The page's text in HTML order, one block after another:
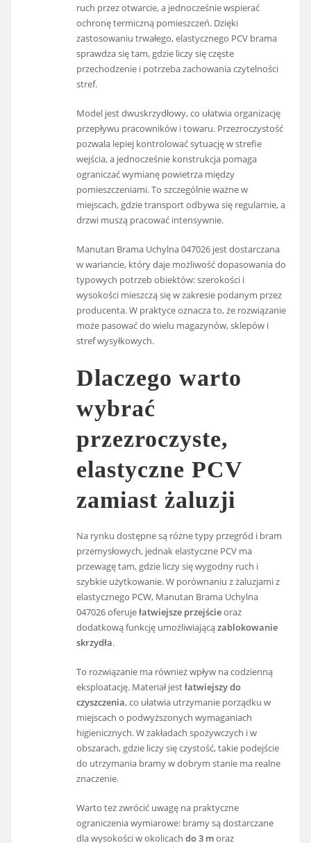
ruch przez otwarcie, a jednocześnie wspierać
ochronę termiczną pomieszczeń. Dzięki
zastosowaniu trwałego, elastycznego PCV brama
sprawdza się tam, gdzie liczy się częste
przechodzenie i potrzeba zachowania czytelności
stref.
Model jest dwuskrzydłowy, co ułatwia organizację
przepływu pracowników i towaru. Przezroczystość
pozwala lepiej kontrolować sytuację w strefie
wejścia, a jednocześnie konstrukcja pomaga
ograniczać wymianę powietrza między
pomieszczeniami. To szczególnie ważne w
miejscach, gdzie transport odbywa się regularnie, a
drzwi muszą pracować intensywnie.
Manutan Brama Uchylna 047026 jest dostarczana
w wariancie, który daje możliwość dopasowania do
typowych potrzeb obiektów: szerokości i
wysokości mieszczą się w zakresie podanym przez
producenta. W praktyce oznacza to, że rozwiązanie
może pasować do wielu magazynów, sklepów i
stref wysyłkowych.
Dlaczego warto
wybrać
przezroczyste,
elastyczne PCV
zamiast żaluzji
Na rynku dostępne są różne typy przegród i bram
przemysłowych, jednak elastyczne PCV ma
przewagę tam, gdzie liczy się wygodny ruch i
szybkie użytkowanie. W porównaniu z żaluzjami z
elastycznego PCW, Manutan Brama Uchylna
047026 oferujełatwiejsze przejścieoraz
dodatkową funkcję umożliwiającązablokowanie
skrzydła.
To rozwiązanie ma również wpływ na codzienną
eksploatację. Materiał jestłatwiejszy do
czyszczenia, co ułatwia utrzymanie porządku w
miejscach o podwyższonych wymaganiach
higienicznych. W zakładach spożywczych i w
obszarach, gdzie liczy się czystość, takie podejście
do utrzymania bramy w dobrym stanie ma realne
znaczenie.
Warto też zwrócić uwagę na praktyczne
ograniczenia wymiarowe: bramy są dostarczane
dla wysokości w okolicachdo 3 moraz